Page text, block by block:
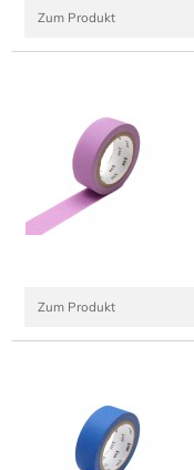
Zum Produkt
Zum Produkt